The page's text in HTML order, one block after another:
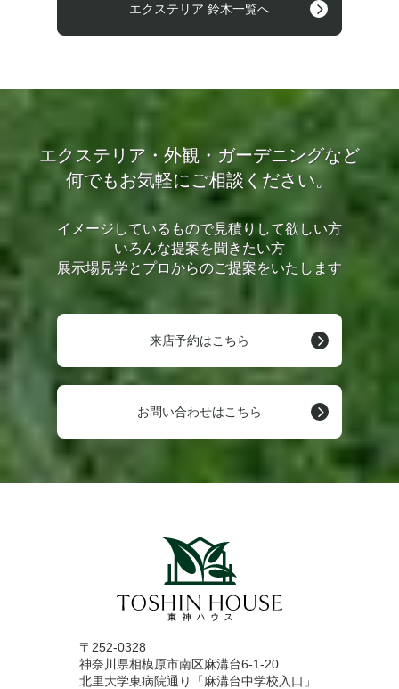
エクステリア 鈴木一覧へ
エクステリア・外観・ガーデニングなど
何でもお気軽にご相談ください。
イメージしているもので見積りして欲しい方
いろんな提案を聞きたい方
展示場見学とプロからのご提案をいたします
来店予約はこちら
お問い合わせはこちら
〒252-0328
神奈川県相模原市南区麻溝台6-1-20
北里大学東病院通り「麻溝台中学校入口」